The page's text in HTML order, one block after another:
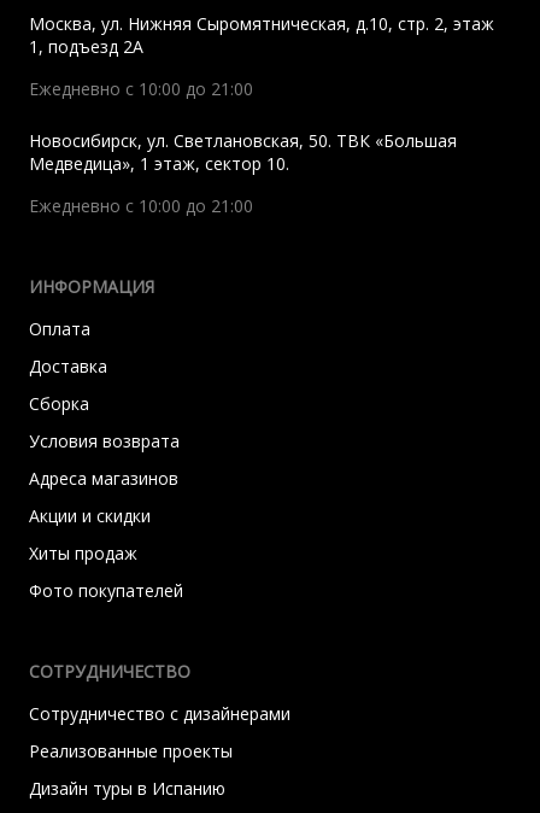
Москва, ул. Нижняя Сыромятническая, д.10, стр. 2, этаж
1, подъезд 2A
Ежедневно с 10:00 до 21:00
Новосибирск, ул. Светлановская, 50. ТВК «Большая
Медведица», 1 этаж, сектор 10.
Ежедневно с 10:00 до 21:00
ИНФОРМАЦИЯ
Оплата
Доставка
Сборка
Условия возврата
Адреса магазинов
Акции и скидки
Хиты продаж
Фото покупателей
СОТРУДНИЧЕСТВО
Сотрудничество с дизайнерами
Реализованные проекты
Дизайн туры в Испанию